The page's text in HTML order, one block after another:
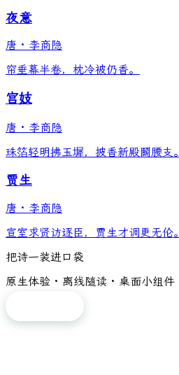
夜意
唐 · 李商隐
帘垂幕半卷，枕冷被仍香。
宫妓
唐 · 李商隐
珠箔轻明拂玉墀，披香新殿鬬腰支。
贾生
唐 · 李商隐
宣室求贤访逐臣，贾生才调更无伦。
把诗一装进口袋
原生体验 · 离线随读 · 桌面小组件